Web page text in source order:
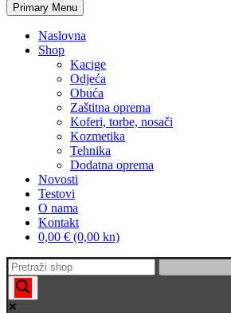
Primary Menu
Naslovna
Shop
Kacige
Odjeća
Obuća
Zaštitna oprema
Koferi, torbe, nosači
Kozmetika
Tehnika
Dodatna oprema
Novosti
Testovi
O nama
Kontakt
0,00 € (0,00 kn)